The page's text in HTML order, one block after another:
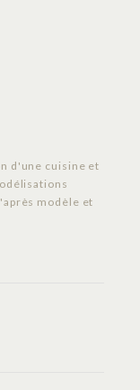
d'une cuisine et
modèle et